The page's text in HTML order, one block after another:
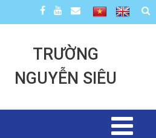
TRƯỜNG
NGUYỄN SIÊU